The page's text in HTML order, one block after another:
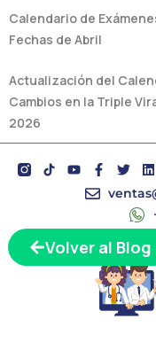
Volver al Blog
Calendario de
Fechas de Abril
Actualización del
Cambios en la Triple
2026
Y
o
b
e
F
a
c
o
o
-
f
T
w
i
e
r
L
i
n
e
d
i
n